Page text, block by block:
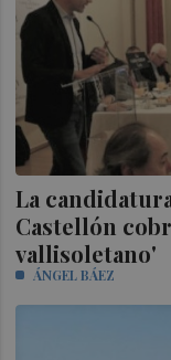
La
Castellón
vallisoletano'
ÁNGEL BÁEZ